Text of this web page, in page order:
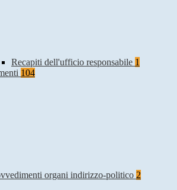
Recapiti dell'ufficio responsabile 1
104
organi indirizzo-politico 2